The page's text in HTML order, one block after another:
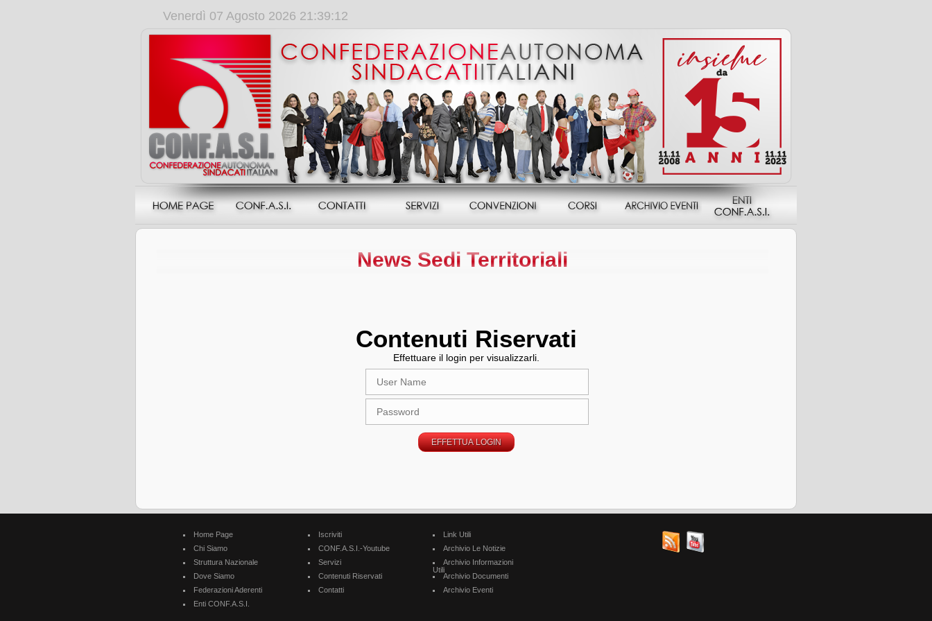
Venerdì 07 Agosto 2026 21:39:12
News Sedi Territoriali
Contenuti Riservati
Effettuare il login per visualizzarli.
Home Page
Chi Siamo
Struttura Nazionale
Dove Siamo
Federazioni Aderenti
Enti CONF.A.S.I.
Iscriviti
CONF.A.S.I.-Youtube
Servizi
Contenuti Riservati
Contatti
Link Utili
Archivio Le Notizie
Archivio Informazioni
Utili
Archivio Documenti
Archivio Eventi